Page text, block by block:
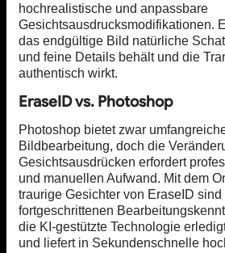
hochrealistische und anpassbare
Gesichtsausdrucksmodifikationen.
das endgültige Bild natürliche
und feine Details behält und die
authentisch wirkt.
EraseID vs. Photoshop
Photoshop bietet zwar
Bildbearbeitung, doch die
Gesichtsausdrücken erfordert
und manuellen Aufwand. Mit dem
traurige Gesichter von EraseID sind
fortgeschrittenen
die KI-gestützte Technologie
und liefert in Sekundenschnelle